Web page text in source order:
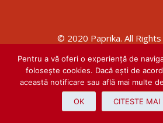
© 2020 Paprika. All
Website realizat de
Pentru a vă oferi o experiență de
folosește cookies. Dacă ești de
această notificare sau află mai multe
OK CITESTE MAI